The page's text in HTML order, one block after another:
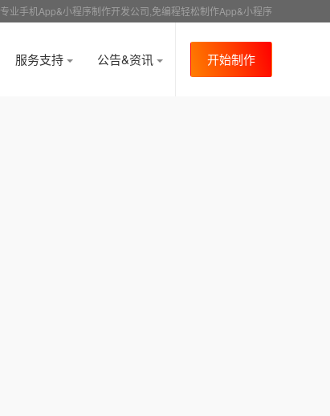
专业手机App&小程序制作开发公司,免编程轻松制作App&小程序
服务支持 公告&资讯 开始制作